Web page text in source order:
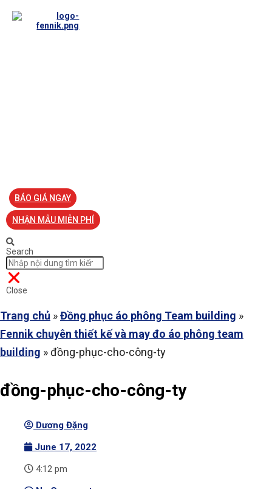
BÁO GIÁ NGAY
NHẬN MẪU MIỄN PHÍ
Search
Close
Trang chủ »Đồng phục áo phông Team building »
Fennik chuyên thiết kế và may đo áo phông team
building »đồng-phục-cho-công-ty
đồng-phục-cho-công-ty
Dương Đặng
June 17, 2022
4:12 pm